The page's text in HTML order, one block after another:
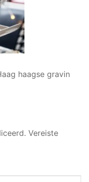
haagse gravin
Vereiste